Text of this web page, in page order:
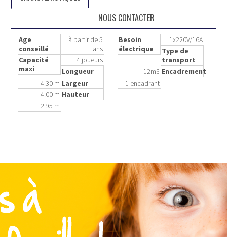
NOUS CONTACTER
Age
conseillé
à partir de 5
ans
Capacité
maxi
4 joueurs
Longueur
4.30 m Largeur
4.00 m Hauteur
2.95 m
Besoin
électrique
1x220V/16A
Type de
transport
12m3 Encadrement
1 encadrant